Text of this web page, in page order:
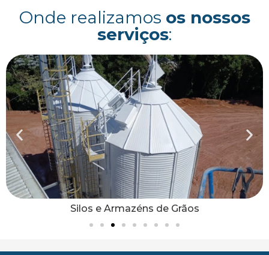
Onde realizamos os nossos
serviços:
Silos e Armazéns de Grãos